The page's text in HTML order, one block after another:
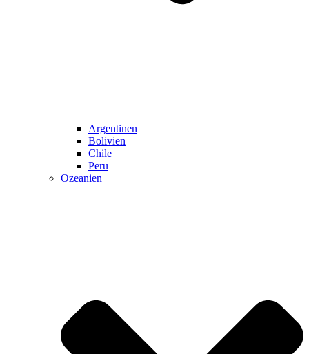
Argentinen
Bolivien
Chile
Peru
Ozeanien